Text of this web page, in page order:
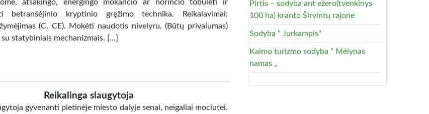
atsakingo, energingo mokančio ar norinčio tobulėti ir
betranšėjinio kryptinio gręžimo technika. Reikalavimai:
(C, CE). Mokėti naudotis nivelyru. (Būtų privalumas)
statybiniais mechanizmais. […]
Reikalinga slaugytoja
gyvenanti pietinėje miesto dalyje senai, neigaliai mociutei.
Pirtis – sodyba ant ežero(tvenkinys
100 ha) kranto Širvintų rajone
Sodyba " Jurkampis"
Kaimo turizmo sodyba ” Mėlynas
namas „